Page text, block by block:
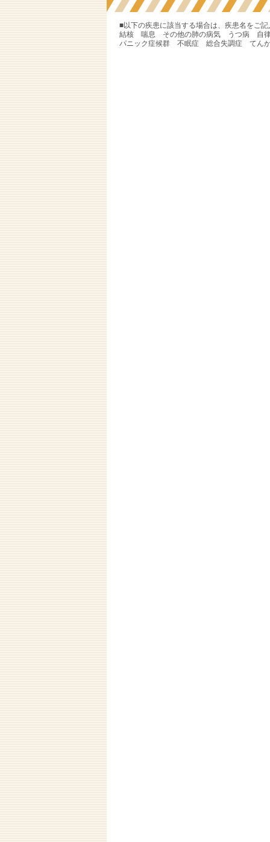
■以下の疾患に該当する場合は、疾患名をご
結核 喘息 その他の肺の病気 うつ病 自
パニック症候群 不眠症 総合失調症 てん